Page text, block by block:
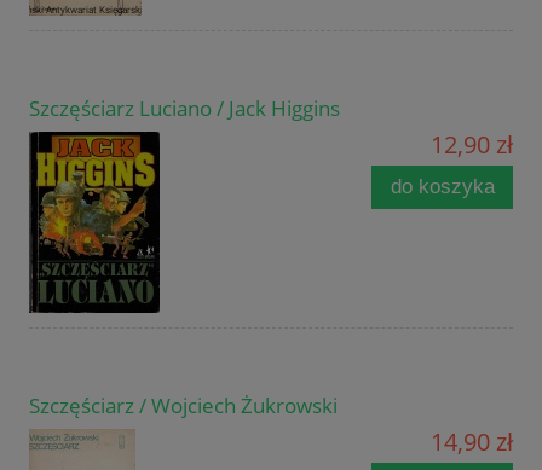
Szczęściarz Luciano / Jack Higgins
12,90 zł
do koszyka
Szczęściarz / Wojciech Żukrowski
14,90 zł